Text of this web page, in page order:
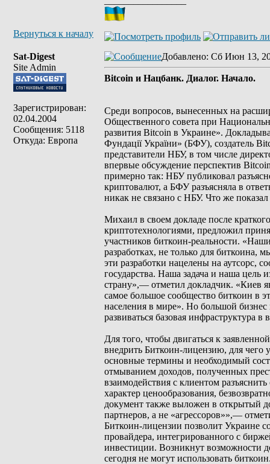
Вернуться к началу
Sat-Digest
Site Admin
Зарегистрирован:
02.04.2004
Сообщения: 5118
Откуда: Европа
Добавлено: Сб Июн 13,
Bitcoin и Нацбанк. Диалог. Начало.
Среди вопросов, вынесенных на
Общественного совета при
развития Bitcoin в Украине».
Фундації України» (БФУ), создатель
представители НБУ, в том числе
впервые обсуждение перспектив
примерно так: НБУ публиковал
криптовалют, а БФУ разъясняла в
никак не связано с НБУ. Что же
Михаил в своем докладе после
криптотехнологиями, предложил
участников биткоин-реальности.
разработках, не только для биткоина,
эти разработки нацелены на аутсорс,
государства. Наша задача и наша цель
страну»,— отметил докладчик. «Киев
самое большое сообщество биткоин в
населения в мире». Но большой
развиваться базовая инфраструктура
Для того, чтобы двигаться к
внедрить Биткоин-лицензию, для чего
основные термины и необходимый
отмыванием доходов, полученных
взаимодействия с клиентом
характер ценообразования,
документ также выложен в открытый
партнеров, а не «агрессоров»»,—
Биткоин-лицензии позволит Украине
провайдера, интегрированного с
инвестиции. Возникнут возможности
сегодня не могут использовать